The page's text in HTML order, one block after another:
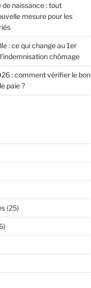
naissance : tout
mesure pour les
: ce qui change au 1er
chômage
: comment vérifier le bon
paie ?
(25)